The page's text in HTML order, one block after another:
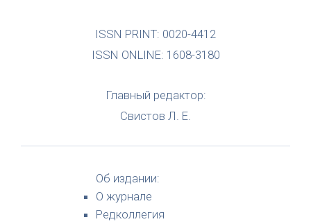
ISSN PRINT: 0020-4412
ISSN ONLINE: 1608-3180
Главный редактор:
Свистов Л. Е.
Об издании:
О журнале
Редколлегия